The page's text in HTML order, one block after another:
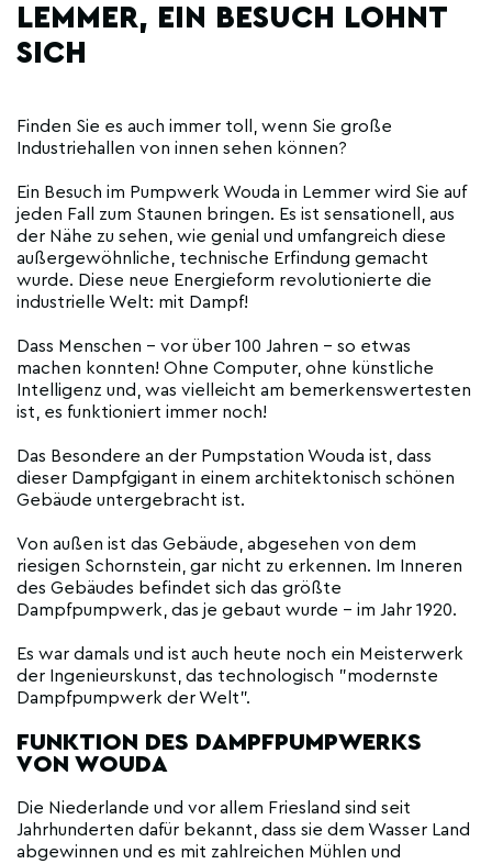
LEMMER, EIN BESUCH LOHNT
SICH
Finden Sie es auch immer toll, wenn Sie große
Industriehallen von innen sehen können?
Ein Besuch im Pumpwerk Wouda in Lemmer wird Sie auf
jeden Fall zum Staunen bringen. Es ist sensationell, aus
der Nähe zu sehen, wie genial und umfangreich diese
außergewöhnliche, technische Erfindung gemacht
wurde. Diese neue Energieform revolutionierte die
industrielle Welt: mit Dampf!
Dass Menschen - vor über 100 Jahren - so etwas
machen konnten! Ohne Computer, ohne künstliche
Intelligenz und, was vielleicht am bemerkenswertesten
ist, es funktioniert immer noch!
Das Besondere an der Pumpstation Wouda ist, dass
dieser Dampfgigant in einem architektonisch schönen
Gebäude untergebracht ist.
Von außen ist das Gebäude, abgesehen von dem
riesigen Schornstein, gar nicht zu erkennen. Im Inneren
des Gebäudes befindet sich das größte
Dampfpumpwerk, das je gebaut wurde - im Jahr 1920.
Es war damals und ist auch heute noch ein Meisterwerk
der Ingenieurskunst, das technologisch "modernste
Dampfpumpwerk der Welt".
FUNKTION DES DAMPFPUMPWERKS
VON WOUDA
Die Niederlande und vor allem Friesland sind seit
Jahrhunderten dafür bekannt, dass sie dem Wasser Land
abgewinnen und es mit zahlreichen Mühlen und